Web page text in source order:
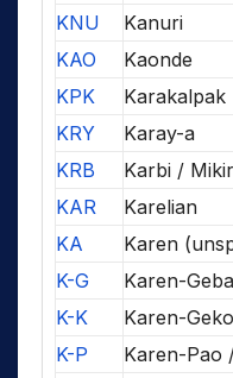
KNU
Kanuri
KAO
Kaonde
KPK
Karakalpak
KRY
Karay-a
KRB
Karbi /
KAR
Karelian
KA
Karen
K-G
Karen-Geba
K-K
Karen-
K-P
Karen-Pao